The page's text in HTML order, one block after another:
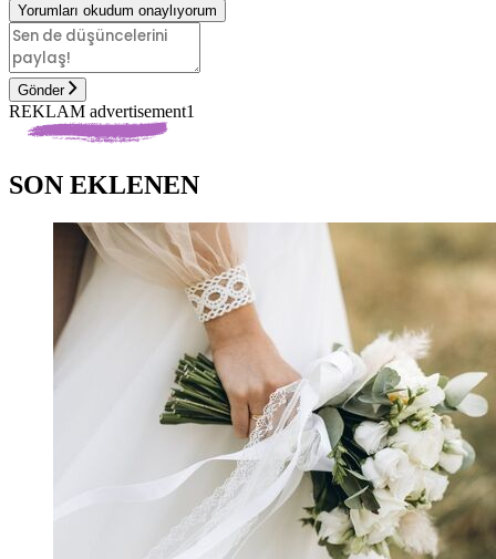
Yorumları okudum onaylıyorum
Gönder
REKLAM advertisement1
SON EKLENEN